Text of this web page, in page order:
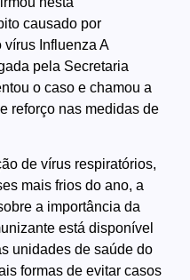
causado por
Influenza A
pela Secretaria
o caso e chamou a
reforço nas medidas de
de vírus respiratórios,
mais frios do ano, a
a importância da
está disponível
unidades de saúde do
formas de evitar casos